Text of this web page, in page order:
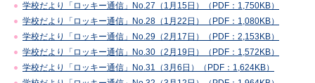
学校だより「ロッキー通信」No.27（1月15日）（PDF：1,750KB）
学校だより「ロッキー通信」No.28（1月22日）（PDF：1,080KB）
学校だより「ロッキー通信」No.29（2月17日）（PDF：2,153KB）
学校だより「ロッキー通信」No.30（2月19日）（PDF：1,572KB）
学校だより「ロッキー通信」No.31（3月6日）（PDF：1,624KB）